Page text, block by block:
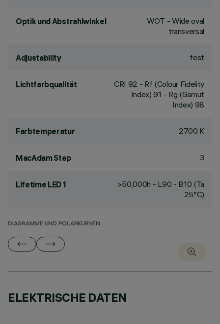
Optik und Abstrahlwinkel
WOT - Wide oval
transversal
Adjustability fest
Lichtfarbqualität CRI 92 - Rf (Colour Fidelity
Index) 91 - Rg (Gamut
Index) 98
Farbtemperatur 2700 K
MacAdam Step 3
Lifetime LED 1
>50,000h - L90 - B10 (Ta
25°C)
DIAGRAMME UND POLARKURVEN
ELEKTRISCHE DATEN